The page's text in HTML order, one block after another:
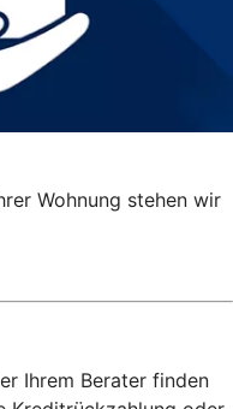
Wohnung stehen wir
Ihrem Berater finden